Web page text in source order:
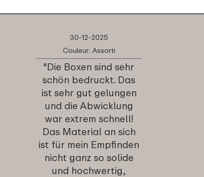
30-12-2025
Couleur: Assorti
"Die Boxen sind sehr
schön bedruckt. Das
ist sehr gut gelungen
und die Abwicklung
war extrem schnell!
Das Material an sich
ist für mein Empfinden
nicht ganz so solide
und hochwertig,